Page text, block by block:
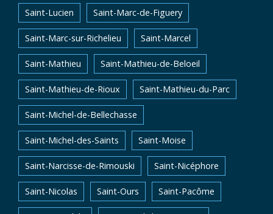
Saint-Lucien Saint-Marc-de-Figuery
Saint-Marc-sur-Richelieu Saint-Marcel
Saint-Mathieu Saint-Mathieu-de-Beloeil
Saint-Mathieu-de-Rioux Saint-Mathieu-du-Parc
Saint-Michel-de-Bellechasse
Saint-Michel-des-Saints Saint-Moise
Saint-Narcisse-de-Rimouski Saint-Nicéphore
Saint-Nicolas Saint-Ours Saint-Pacôme